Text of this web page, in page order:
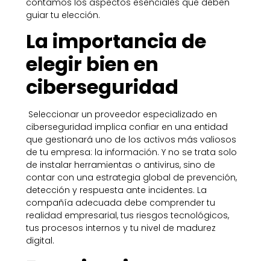
contamos los aspectos esenciales que deben
guiar tu elección.
La importancia de
elegir bien en
ciberseguridad
Seleccionar un proveedor especializado en
ciberseguridad implica confiar en una entidad
que gestionará uno de los activos más valiosos
de tu empresa: la información. Y no se trata solo
de instalar herramientas o antivirus, sino de
contar con una estrategia global de prevención,
detección y respuesta ante incidentes. La
compañía adecuada debe comprender tu
realidad empresarial, tus riesgos tecnológicos,
tus procesos internos y tu nivel de madurez
digital.